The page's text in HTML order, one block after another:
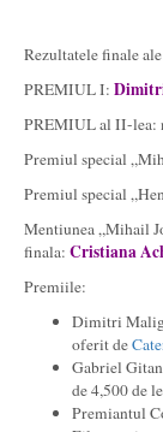
Rezultatele finale
PREMIUL I:
PREMIUL al II-lea:
Premiul special
Premiul special
Mentiunea „Mihail
finala: Cristiana
Premiile:
Dimitri
oferit de
Gabriel
de 4,500 de
Premiantul